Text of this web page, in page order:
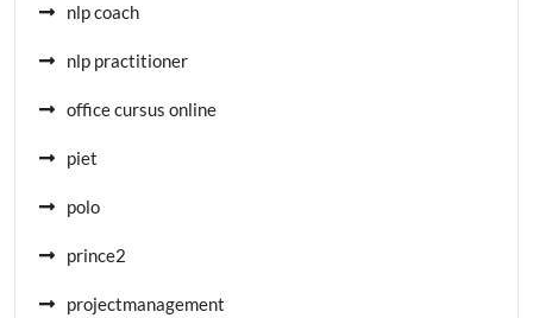
nlp coach
nlp practitioner
office cursus online
piet
polo
prince2
projectmanagement